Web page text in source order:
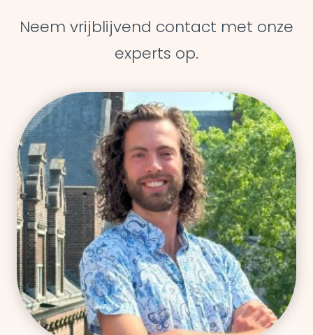
Neem vrijblijvend contact met onze
experts op.